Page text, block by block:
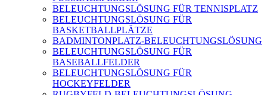
BELEUCHTUNGSLÖSUNG FÜR TENNISPLATZ
BELEUCHTUNGSLÖSUNG FÜR
BASKETBALLPLÄTZE
BADMINTONPLATZ-BELEUCHTUNGSLÖSUNG
BELEUCHTUNGSLÖSUNG FÜR
BASEBALLFELDER
BELEUCHTUNGSLÖSUNG FÜR
HOCKEYFELDER